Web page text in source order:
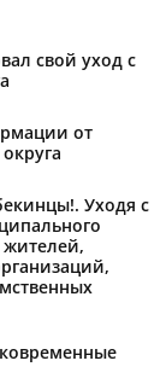
свой уход с
от
Уходя с
жителей,